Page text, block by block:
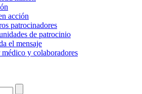
acción
patrocinadores
de patrocinio
el mensaje
y colaboradores